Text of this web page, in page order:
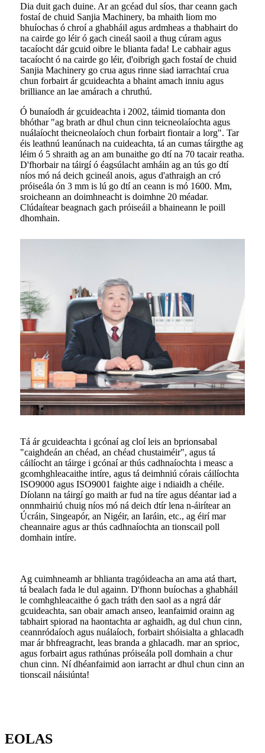
Dia duit gach duine. Ar an gcéad dul síos, thar ceann gach
fostaí de chuid Sanjia Machinery, ba mhaith liom mo
bhuíochas ó chroí a ghabháil agus ardmheas a thabhairt do
na cairde go léir ó gach cineál saoil a thug cúram agus
tacaíocht dár gcuid oibre le blianta fada! Le cabhair agus
tacaíocht ó na cairde go léir, d'oibrigh gach fostaí de chuid
Sanjia Machinery go crua agus rinne siad iarrachtaí crua
chun forbairt ár gcuideachta a bhaint amach inniu agus
brilliance an lae amárach a chruthú.
Ó bunaíodh ár gcuideachta i 2002, táimid tiomanta don
bhóthar "ag brath ar dhul chun cinn teicneolaíochta agus
nuálaíocht theicneolaíoch chun forbairt fiontair a lorg". Tar
éis leathnú leanúnach na cuideachta, tá an cumas táirgthe ag
léim ó 5 shraith ag an am bunaithe go dtí na 70 tacair reatha.
D'fhorbair na táirgí ó éagsúlacht amháin ag an tús go dtí
níos mó ná deich gcineál anois, agus d'athraigh an cró
próiseála ón 3 mm is lú go dtí an ceann is mó 1600. Mm,
sroicheann an doimhneacht is doimhne 20 méadar.
Clúdaítear beagnach gach próiseáil a bhaineann le poill
dhomhain.
Tá ár gcuideachta i gcónaí ag cloí leis an bprionsabal
"caighdeán an chéad, an chéad chustaiméir", agus tá
cáilíocht an táirge i gcónaí ar thús cadhnaíochta i measc a
gcomhghleacaithe intíre, agus tá deimhniú córais cáilíochta
ISO9000 agus ISO9001 faighte aige i ndiaidh a chéile.
Díolann na táirgí go maith ar fud na tíre agus déantar iad a
onnmhairiú chuig níos mó ná deich dtír lena n-áirítear an
Úcráin, Singeapór, an Nigéir, an Iaráin, etc., ag éirí mar
cheannaire agus ar thús cadhnaíochta an tionscail poll
domhain intíre.
Ag cuimhneamh ar bhlianta tragóideacha an ama atá thart,
tá bealach fada le dul againn. D'fhonn buíochas a ghabháil
le comhghleacaithe ó gach tráth den saol as a ngrá dár
gcuideachta, san obair amach anseo, leanfaimid orainn ag
tabhairt spiorad na haontachta ar aghaidh, ag dul chun cinn,
ceannródaíoch agus nuálaíoch, forbairt shóisialta a ghlacadh
mar ár bhfreagracht, leas branda a ghlacadh. mar an sprioc,
agus forbairt agus rathúnas próiseála poll domhain a chur
chun cinn. Ní dhéanfaimid aon iarracht ar dhul chun cinn an
tionscail náisiúnta!
EOLAS